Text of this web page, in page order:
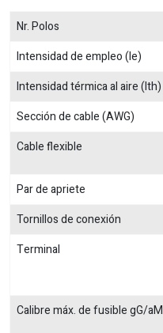
Nr. Polos
Intensidad de empleo (Ie)
Intensidad térmica al aire (Ith)
Sección de cable (AWG)
Cable flexible
Par de apriete
Tornillos de conexión
Terminal
Calibre máx. de fusible gG/aM